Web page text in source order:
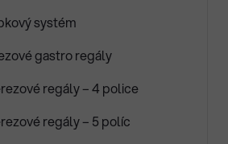
systém
gastro regály
regály – 4 police
regály – 5 políc